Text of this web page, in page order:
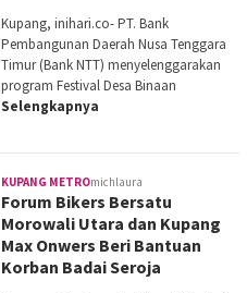
Kupang, inihari.co- PT. Bank
Pembangunan Daerah Nusa Tenggara
Timur (Bank NTT) menyelenggarakan
program Festival Desa Binaan
Selengkapnya
KUPANG METROmichlaura
Forum Bikers Bersatu
Morowali Utara dan Kupang
Max Onwers Beri Bantuan
Korban Badai Seroja